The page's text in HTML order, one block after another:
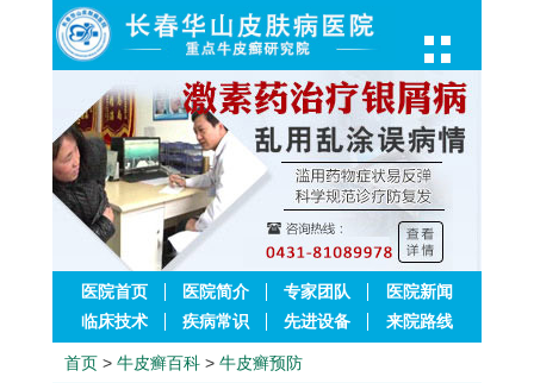
医院首页 医院简介 专家团队
医院新闻
临床技术
疾病常识 先进设备 来院路线
首页 > 牛皮癣百科 > 牛皮癣预防